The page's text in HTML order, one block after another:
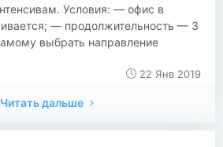
Условия: — офис в
— продолжительность — 3
выбрать направление
22 Янв 2019
Читать дальше